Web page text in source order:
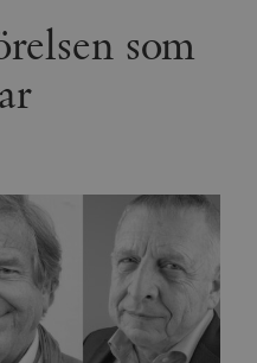
som